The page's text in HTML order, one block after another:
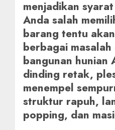
menjadikan
Anda salah
barang tentu
berbagai masalah
bangunan hunian
dinding retak,
menempel
struktur rapuh,
popping, dan